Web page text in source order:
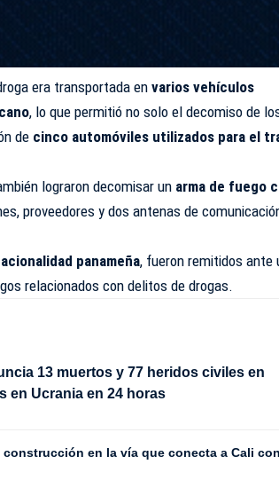
era transportada envarios vehículos
, lo que permitió no solo el decomiso de
de cinco automóviles utilizados para el
lograron decomisar un arma de fuego
proveedores y dos antenas de
panameña, fueron remitidos ante
relacionados con delitos de drogas.
13 muertos y 77 heridos civiles en
en Ucrania en 24 horas
en la vía que conecta a Cali con